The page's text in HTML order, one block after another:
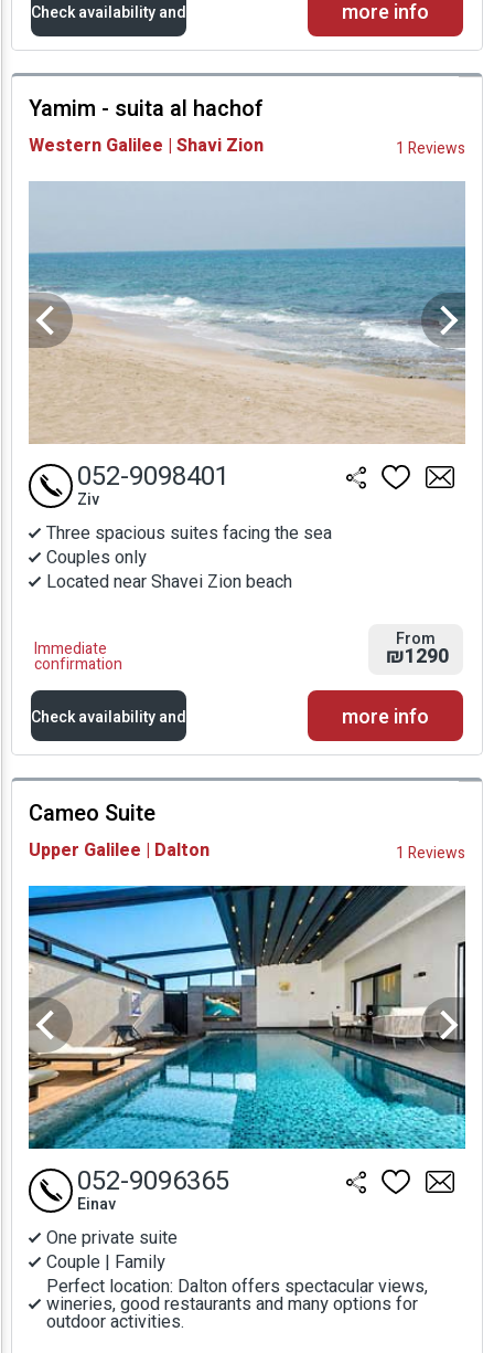
Check availability and
prices
Availability and
Prices
more info
Yamim - suita al hachof
Western Galilee | Shavi Zion 1 Reviews
Three spacious suites facing the sea
Couples only
Located near Shavei Zion beach
Immediate
confirmation
052-9098401
Ziv
From
₪1290
Check availability and
prices
Availability and
Prices
more info
Cameo Suite
Upper Galilee | Dalton 1 Reviews
One private suite
Couple | Family
Perfect location: Dalton offers spectacular views,
wineries, good restaurants and many options for
outdoor activities.
052-9096365
Einav